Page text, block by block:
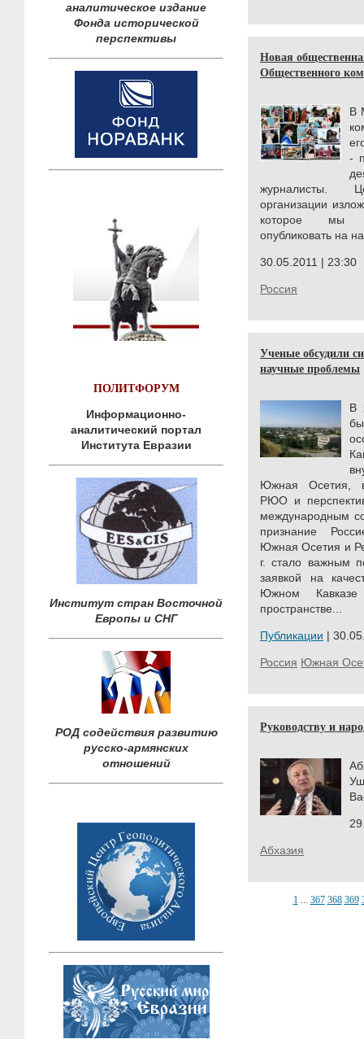
аналитическое издание
Фонда исторической
перспективы
ПОЛИТФОРУМ
Информационно-
аналитический портал
Института Евразии
Институт стран Восточной
Европы и СНГ
РОД содействия развитию
русско-армянских
отношений
Новая
Общественного
В
-
журналисты.
организации
которое мы
опубликовать на
30.05.2011 | 23:30
Россия
Ученые обсудили
научные проблемы
В
Южная Осетия,
РЮО и
международным
признание
Южная Осетия и
г. стало важным
заявкой на
Южном
пространстве...
Публикации |
Россия Южная
Руководству и
Абхазия
1... 367 368 369